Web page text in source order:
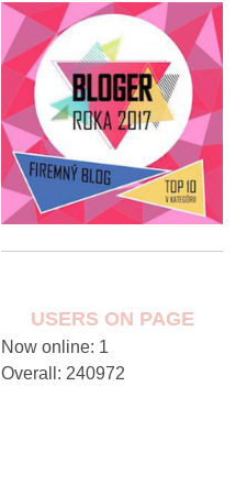
USERS ON PAGE
Now online: 1
Overall: 240972